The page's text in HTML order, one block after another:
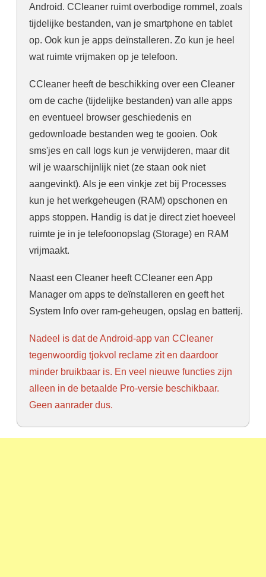
Android. CCleaner ruimt overbodige rommel, zoals
tijdelijke bestanden, van je smartphone en tablet
op. Ook kun je apps deïnstalleren. Zo kun je heel
wat ruimte vrijmaken op je telefoon.
CCleaner heeft de beschikking over een Cleaner
om de cache (tijdelijke bestanden) van alle apps
en eventueel browser geschiedenis en
gedownloade bestanden weg te gooien. Ook
sms'jes en call logs kun je verwijderen, maar dit
wil je waarschijnlijk niet (ze staan ook niet
aangevinkt). Als je een vinkje zet bij Processes
kun je het werkgeheugen (RAM) opschonen en
apps stoppen. Handig is dat je direct ziet hoeveel
ruimte je in je telefoonopslag (Storage) en RAM
vrijmaakt.
Naast een Cleaner heeft CCleaner een App
Manager om apps te deïnstalleren en geeft het
System Info over ram-geheugen, opslag en batterij.
Nadeel is dat de Android-app van CCleaner
tegenwoordig tjokvol reclame zit en daardoor
minder bruikbaar is. En veel nieuwe functies zijn
alleen in de betaalde Pro-versie beschikbaar.
Geen aanrader dus.